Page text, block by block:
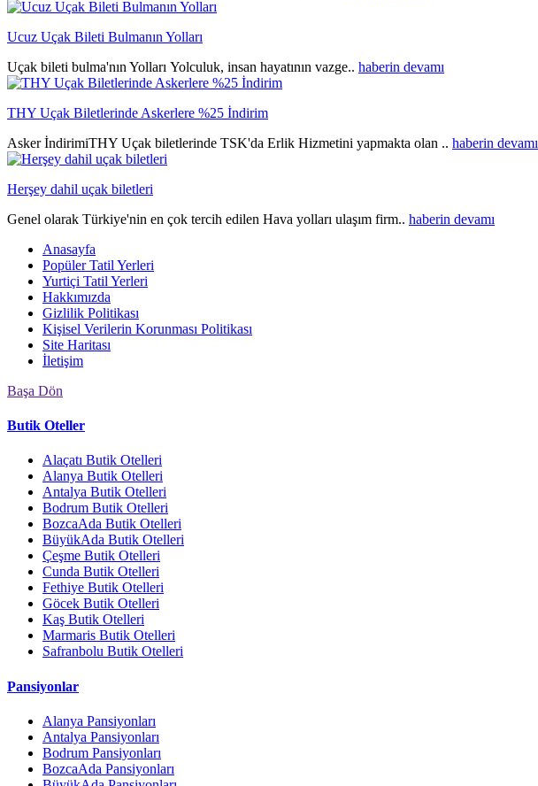
Ucuz Uçak Bileti Bulmanın Yolları
Uçak bileti bulma'nın Yolları Yolculuk, insan hayatının vazge.. haberin devamı
THY Uçak Biletlerinde Askerlere %25 İndirim
Asker İndirimiTHY Uçak biletlerinde TSK'da Erlik Hizmetini yapmakta olan .. haberin devamı
Herşey dahil uçak biletleri
Genel olarak Türkiye'nin en çok tercih edilen Hava yolları ulaşım firm.. haberin devamı
Anasayfa
Popüler Tatil Yerleri
Yurtiçi Tatil Yerleri
Hakkımızda
Gizlilik Politikası
Kişisel Verilerin Korunması Politikası
Site Haritası
İletişim
Başa Dön
Butik Oteller
Alaçatı Butik Otelleri
Alanya Butik Otelleri
Antalya Butik Otelleri
Bodrum Butik Otelleri
BozcaAda Butik Otelleri
BüyükAda Butik Otelleri
Çeşme Butik Otelleri
Cunda Butik Otelleri
Fethiye Butik Otelleri
Göcek Butik Otelleri
Kaş Butik Otelleri
Marmaris Butik Otelleri
Safranbolu Butik Otelleri
Pansiyonlar
Alanya Pansiyonları
Antalya Pansiyonları
Bodrum Pansiyonları
BozcaAda Pansiyonları